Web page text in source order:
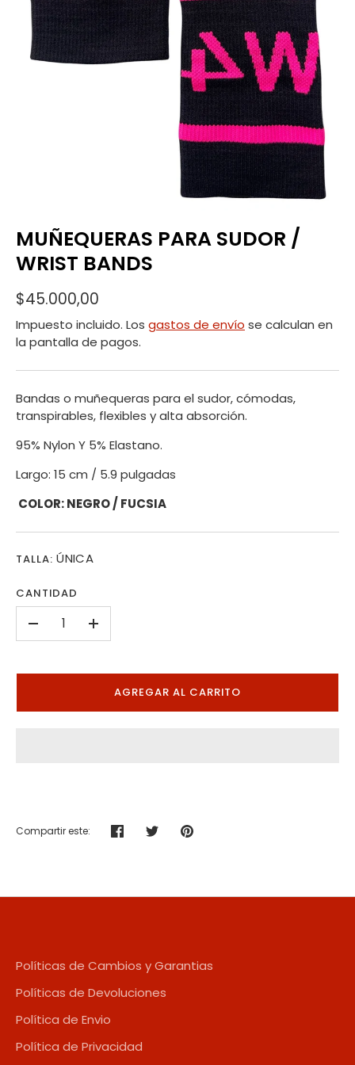
MUÑEQUERAS PARA SUDOR /
WRIST BANDS
$45.000,00
Impuesto incluido. Los gastos de envío se calculan en
la pantalla de pagos.
Bandas o muñequeras para el sudor, cómodas,
transpirables, flexibles y alta absorción.
95% Nylon Y 5% Elastano.
Largo: 15 cm / 5.9 pulgadas
COLOR: NEGRO / FUCSIA
TALLA: ÚNICA
CANTIDAD
+
AGREGAR AL CARRITO
Compartir este: CompartirTuitearHacer
Políticas de Cambios y Garantias
Políticas de Devoluciones
Política de Envio
Política de Privacidad